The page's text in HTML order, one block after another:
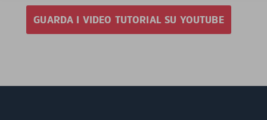
GUARDA I VIDEO TUTORIAL SU YOUTUBE